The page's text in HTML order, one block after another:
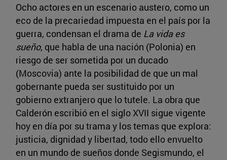
Ocho actores en un escenario austero, como un
eco de la precariedad impuesta en el país por la
guerra, condensan el drama de La vida es
sueño, que habla de una nación (Polonia) en
riesgo de ser sometida por un ducado
(Moscovia) ante la posibilidad de que un mal
gobernante pueda ser sustituido por un
gobierno extranjero que lo tutele. La obra que
Calderón escribió en el siglo XVII sigue vigente
hoy en día por su trama y los temas que explora:
justicia, dignidad y libertad, todo ello envuelto
en un mundo de sueños donde Segismundo, el